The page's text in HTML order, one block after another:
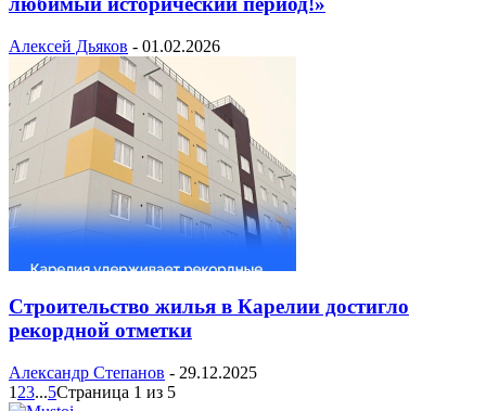
Алексей Дьяков - 01.02.2026
Строительство жилья в Карелии достигло
рекордной отметки
Александр Степанов - 29.12.2025
1 23...5Страница 1 из 5